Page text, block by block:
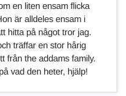
en liten ensam flicka
är alldeles ensam i
hitta på något tror jag.
träffar en stor hårig
från the addams family.
vad den heter, hjälp!